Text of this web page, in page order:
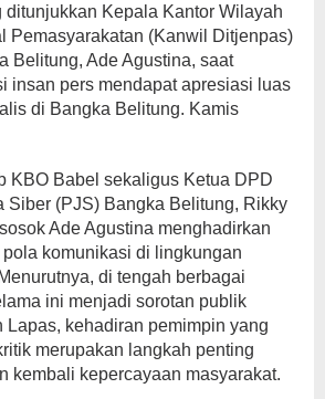
ditunjukkan Kepala Kantor Wilayah
Pemasyarakatan (Kanwil Ditjenpas)
Belitung, Ade Agustina, saat
insan pers mendapat apresiasi luas
di Bangka Belitung. Kamis
KBO Babel sekaligus Ketua DPD
Siber (PJS) Bangka Belitung, Rikky
Ade Agustina menghadirkan
komunikasi di lingkungan
di tengah berbagai
ini menjadi sorotan publik
Lapas, kehadiran pemimpin yang
merupakan langkah penting
kembali kepercayaan masyarakat.